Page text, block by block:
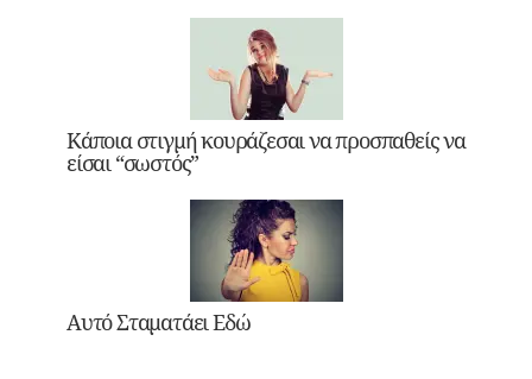
Κάποια στιγμή κουράζεσαι να προσπαθείς να
είσαι “σωστός”
Αυτό Σταματάει Εδώ